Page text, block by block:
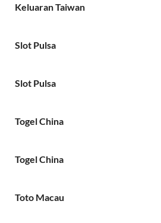
Keluaran Taiwan
Slot Pulsa
Slot Pulsa
Togel China
Togel China
Toto Macau